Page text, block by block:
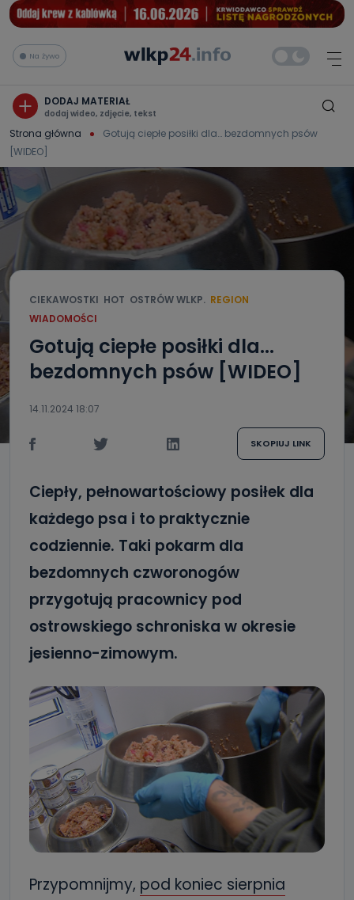
Na żywo
DODAJ MATERIAŁ
dodaj wideo, zdjęcie, tekst
Strona główna
Gotują ciepłe posiłki dla… bezdomnych psów
[WIDEO]
CIEKAWOSTKI HOT OSTRÓW WLKP. REGION
WIADOMOŚCI
Gotują ciepłe posiłki dla...
bezdomnych psów [WIDEO]
14.11.2024 18:07
SKOPIUJ LINK
Ciepły, pełnowartościowy posiłek dla
każdego psa i to praktycznie
codziennie. Taki pokarm dla
bezdomnych czworonogów
przygotują pracownicy pod
ostrowskiego schroniska w okresie
jesienno-zimowym.
Przypomnijmy, pod koniec sierpnia